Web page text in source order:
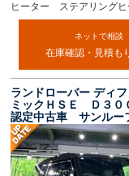
ヒーター ステアリングヒ
ネットで相談
在庫確認・見積も
ランドローバー ディ
ミックＨＳＥ Ｄ３
認定中古車 サンルー
ー＆ベンチレーショ
液晶メーター アダプ
ドスポットモニター
純正２２インチアルミ